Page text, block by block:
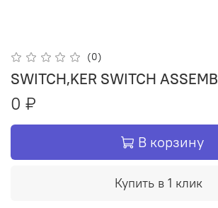
(0)
SWITCH,KER SWITCH ASSEMB
0 ₽
В корзину
Купить в 1 клик